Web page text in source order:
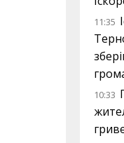
11:35
10:33